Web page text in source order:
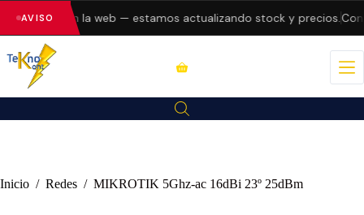
AVISO
errores en la web — estamos actualizando stock y precios.
Inicio / Redes / MIKROTIK 5Ghz-ac 16dBi 23º 25dBm